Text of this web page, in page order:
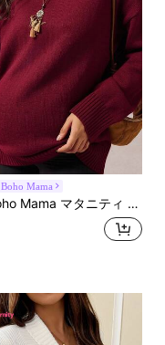
Boho Mama
マタニティ カジュアル 無地 ドロップショルダー セーター 秋冬